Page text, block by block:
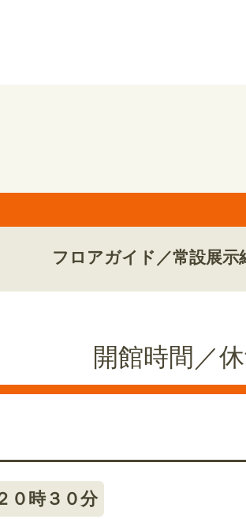
フロアガイド／常設展示
開館時間／
０時３０分